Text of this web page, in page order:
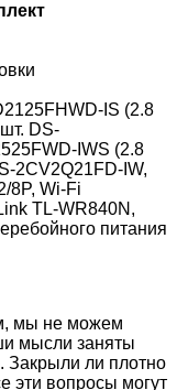
IS (2.8
DS-
IWS (2.8
2CV2Q21FD-IW,
8P, Wi-Fi
TL-WR840N,
питания
мы не можем
мысли заняты
Закрыли ли плотно
эти вопросы могут